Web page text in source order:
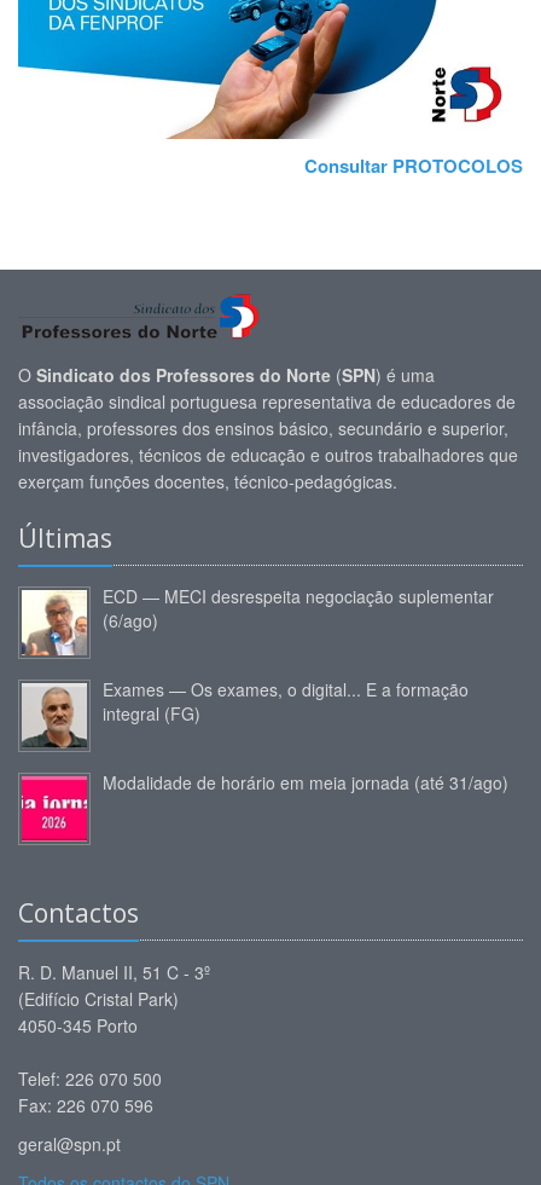
Consultar PROTOCOLOS
O Sindicato dos Professores do Norte (SPN) é uma
associação sindical portuguesa representativa de educadores de
infância, professores dos ensinos básico, secundário e superior,
investigadores, técnicos de educação e outros trabalhadores que
exerçam funções docentes, técnico-pedagógicas.
Últimas
ECD — MECI desrespeita negociação suplementar
(6/ago)
Exames — Os exames, o digital... E a formação
integral (FG)
Modalidade de horário em meia jornada (até 31/ago)
Contactos
R. D. Manuel II, 51 C - 3º
(Edifício Cristal Park)
4050-345 Porto
Telef: 226 070 500
Fax: 226 070 596
geral@spn.pt